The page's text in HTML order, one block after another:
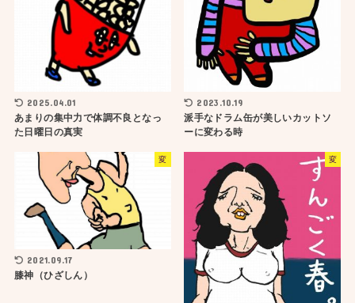
2025.04.01
あまりの集中力で体調不良となっ
た日曜日の真実
2023.10.19
派手なドラム缶が美しいカットソ
ーに変わる時
変
2021.09.17
膝神（ひざしん）
変